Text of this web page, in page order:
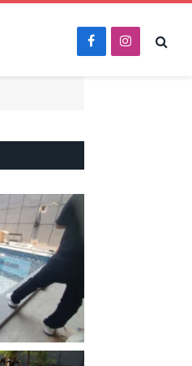
FacebookInstagram